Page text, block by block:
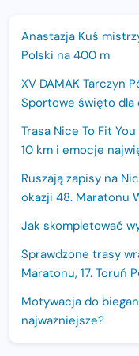
Anastazja Kuś
Polski na 400 m
XV DAMAK Tarczyn
Sportowe święto dla
Trasa Nice To Fit
10 km i emocje
Ruszają zapisy na
okazji 48. Maratonu
Jak skompletować
Sprawdzone trasy
Maratonu, 17. Toruń
Motywacja do
najważniejsze?